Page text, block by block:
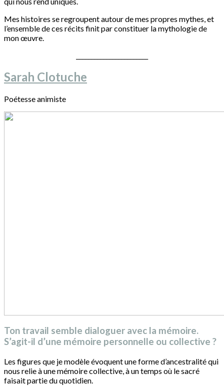
Mes histoires se regroupent autour de mes propres mythes, et
l’ensemble de ces récits finit par constituer la mythologie de
mon œuvre.
Sarah Clotuche
Poétesse animiste
Ton travail semble dialoguer avec la mémoire.
S’agit-il d’une mémoire personnelle ou collective ?
Les figures que je modèle évoquent une forme d’ancestralité qui
nous relie à une mémoire collective, à un temps où le sacré
faisait partie du quotidien.